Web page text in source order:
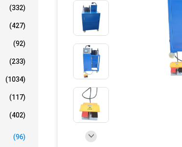
(332)
(427)
(92)
(233)
(1034)
(117)
(402)
(96)